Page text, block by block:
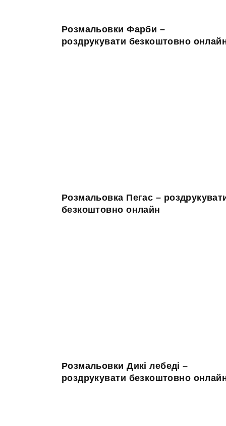
Розмальовки Фарби –
роздрукувати безкоштовно
Розмальовка Пегас –
безкоштовно онлайн
Розмальовки Дикі лебеді –
роздрукувати безкоштовно